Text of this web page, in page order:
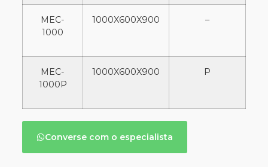
MEC-
1000
1000X600X900 –
MEC-
1000P
1000X600X900 P
Converse com o especialista